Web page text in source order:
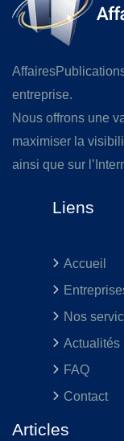
entreprise.
Nous offrons une
maximiser la
ainsi que sur
Liens
Accueil
Nos
Actualités
FAQ
Contact
Articles